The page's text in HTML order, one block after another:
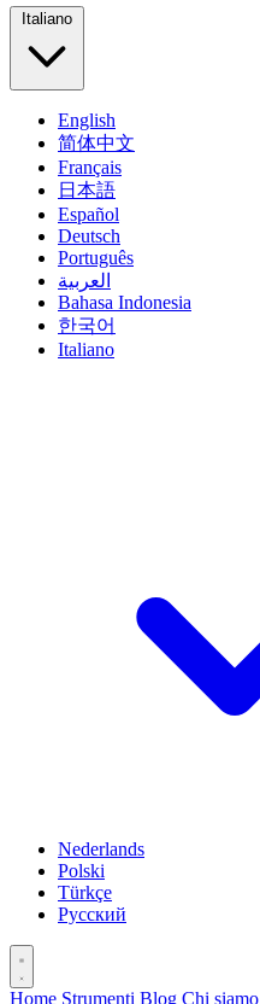
Italiano
English
简体中文
Français
日本語
Español
Deutsch
Português
العربية
Bahasa Indonesia
한국어
Italiano
Nederlands
Polski
Türkçe
Русский
Home Strumenti Blog Chi siamo